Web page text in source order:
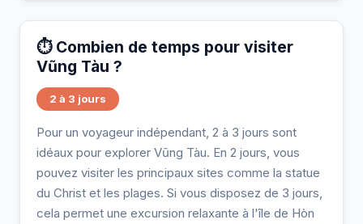
⏱️ Combien de temps pour visiter
Vũng Tàu ?
2 à 3 jours
Pour un voyageur indépendant, 2 à 3 jours sont
idéaux pour explorer Vũng Tàu. En 2 jours, vous
pouvez visiter les principaux sites comme la statue
du Christ et les plages. Si vous disposez de 3 jours,
cela permet une excursion relaxante à l'île de Hòn